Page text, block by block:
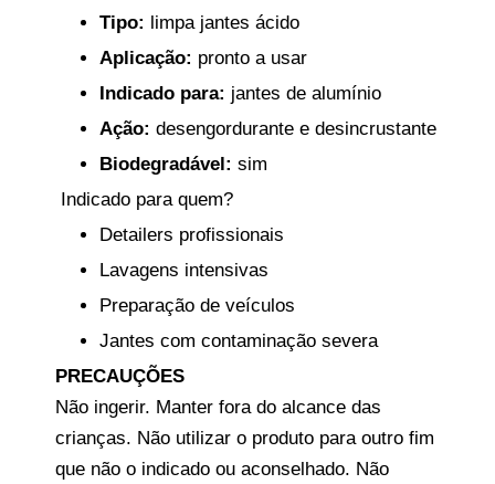
Tipo:
limpa jantes ácido
Aplicação: pronto a usar
Indicado para: jantes de alumínio
Ação: desengordurante e desincrustante
Biodegradável: sim
Indicado para quem?
Detailers profissionais
Lavagens intensivas
Preparação de veículos
Jantes com contaminação severa
PRECAUÇÕES
Não ingerir. Manter fora do alcance das
crianças. Não utilizar o produto para outro fim
que não o indicado ou aconselhado. Não